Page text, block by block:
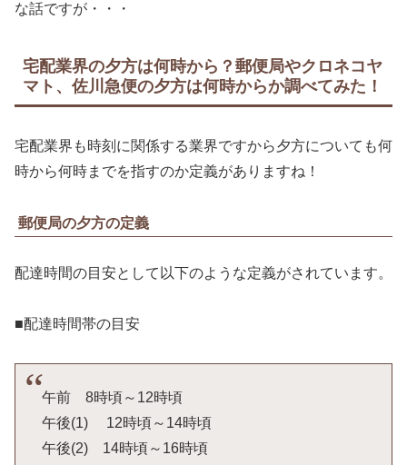
な話ですが・・・
宅配業界の夕方は何時から？郵便局やクロネコヤ
マト、佐川急便の夕方は何時からか調べてみた！
宅配業界も時刻に関係する業界ですから夕方についても何
時から何時までを指すのか定義がありますね！
郵便局の夕方の定義
配達時間の目安として以下のような定義がされています。
■配達時間帯の目安
午前 8時頃～12時頃
午後(1) 12時頃～14時頃
午後(2) 14時頃～16時頃